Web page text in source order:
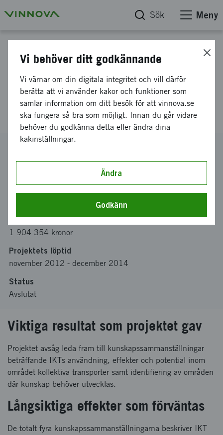
Sök Meny
Swedish Public Transport
Research and Innovation
Centre SPRINT
2012-01800
CHALMERS TEKNISKA HÖGSKOLA AKTIEBOLAG-
Chalmers tekniska högskola
Bidrag från Vinnova
1 904 354 kronor
Projektets löptid
november 2012 - december 2014
Status
Avslutat
Viktiga resultat som projektet gav
Projektet avsåg leda fram till kunskapssammanställningar
beträffande IKTs användning, effekter och potential inom
området kollektiva transporter samt identifiering av områden
där kunskap behöver utvecklas.
Långsiktiga effekter som förväntas
De totalt fyra kunskapssammanställningarna beskriver IKT
Vi behöver ditt godkännande
Vi värnar om din digitala integritet och vill därför
berätta att vi använder kakor och funktioner som
samlar information om ditt besök för att vinnova.se
ska fungera så bra som möjligt. Innan du går vidare
behöver du godkänna detta eller ändra dina
kakinställningar.
Ändra
Godkänn